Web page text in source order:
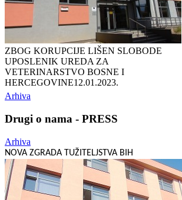
ZBOG KORUPCIJE LIŠEN SLOBODE
UPOSLENIK UREDA ZA
VETERINARSTVO BOSNE I
HERCEGOVINE12.01.2023.
Arhiva
Drugi o nama - PRESS
Arhiva
NOVA ZGRADA TUŽITELJSTVA BIH